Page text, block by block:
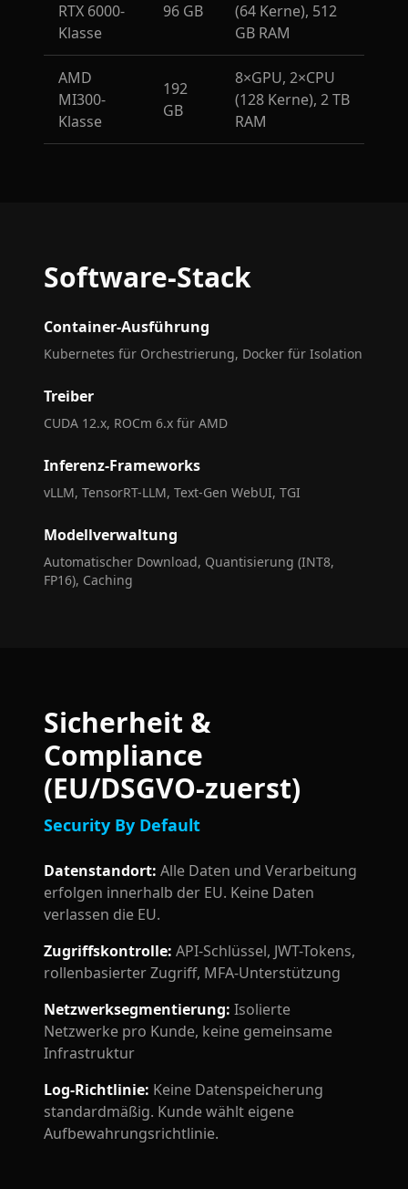
RTX 6000-
Klasse
96 GB
(64 Kerne), 512
GB RAM
AMD
MI300-
Klasse
192
GB
8×GPU, 2×CPU
(128 Kerne), 2 TB
RAM
Software-Stack
Container-Ausführung
Kubernetes für Orchestrierung, Docker für Isolation
Treiber
CUDA 12.x, ROCm 6.x für AMD
Inferenz-Frameworks
vLLM, TensorRT-LLM, Text-Gen WebUI, TGI
Modellverwaltung
Automatischer Download, Quantisierung (INT8,
FP16), Caching
Sicherheit &
Compliance
(EU/DSGVO-zuerst)
Security By Default
Datenstandort: Alle Daten und Verarbeitung
erfolgen innerhalb der EU. Keine Daten
verlassen die EU.
Zugriffskontrolle: API-Schlüssel, JWT-Tokens,
rollenbasierter Zugriff, MFA-Unterstützung
Netzwerksegmentierung: Isolierte
Netzwerke pro Kunde, keine gemeinsame
Infrastruktur
Log-Richtlinie: Keine Datenspeicherung
standardmäßig. Kunde wählt eigene
Aufbewahrungsrichtlinie.